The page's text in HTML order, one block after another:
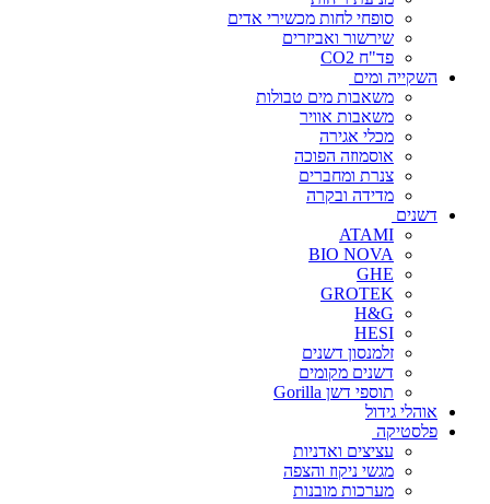
סופחי לחות מכשירי אדים
שירשור ואביזרים
פד"ח CO2
השקייה ומים
משאבות מים טבולות
משאבות אוויר
מכלי אגירה
אוסמוזה הפוכה
צנרת ומחברים
מדידה ובקרה
דשנים
ATAMI
BIO NOVA
GHE
GROTEK
H&G
HESI
זלמנסון דשנים
דשנים מקומים
תוספי דשן Gorilla
אוהלי גידול
פלסטיקה
עציצים ואדניות
מגשי ניקוז והצפה
מערכות מובנות